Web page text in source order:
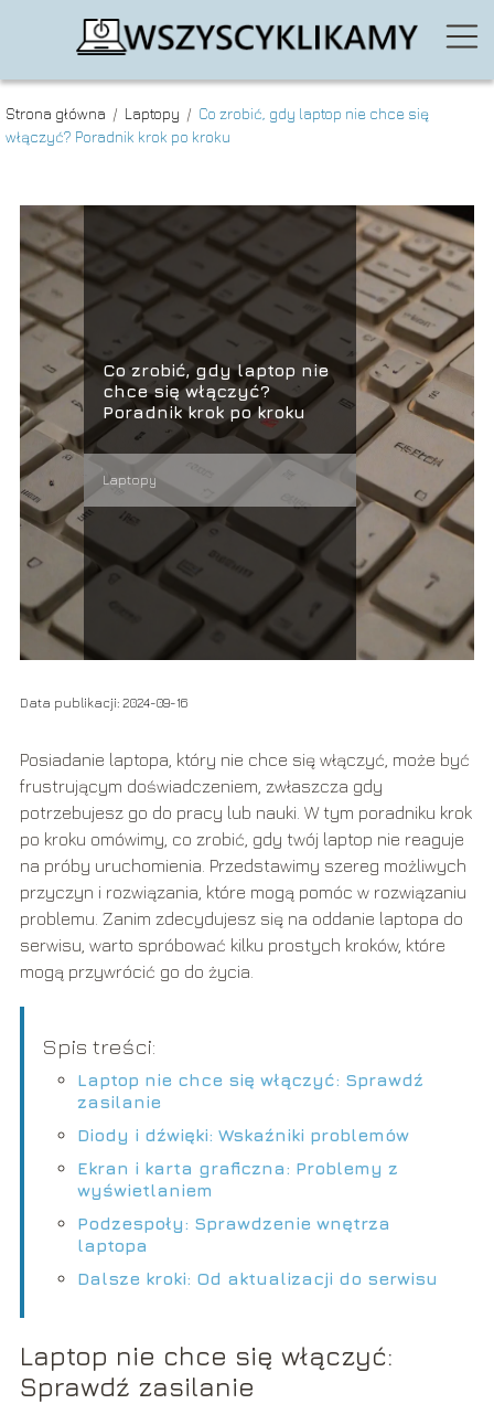
Strona główna / Laptopy / Co zrobić, gdy laptop nie chce się
włączyć? Poradnik krok po kroku
Co zrobić, gdy laptop nie
chce się włączyć?
Poradnik krok po kroku
Laptopy
Data publikacji: 2024-09-16
Posiadanie laptopa, który nie chce się włączyć, może być
frustrującym doświadczeniem, zwłaszcza gdy
potrzebujesz go do pracy lub nauki. W tym poradniku krok
po kroku omówimy, co zrobić, gdy twój laptop nie reaguje
na próby uruchomienia. Przedstawimy szereg możliwych
przyczyn i rozwiązania, które mogą pomóc w rozwiązaniu
problemu. Zanim zdecydujesz się na oddanie laptopa do
serwisu, warto spróbować kilku prostych kroków, które
mogą przywrócić go do życia.
Spis treści:
Laptop nie chce się włączyć: Sprawdź
zasilanie
Diody i dźwięki: Wskaźniki problemów
Ekran i karta graficzna: Problemy z
wyświetlaniem
Podzespoły: Sprawdzenie wnętrza
laptopa
Dalsze kroki: Od aktualizacji do serwisu
Laptop nie chce się włączyć:
Sprawdź zasilanie